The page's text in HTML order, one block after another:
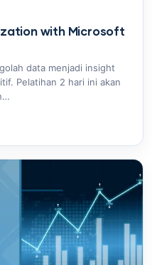
with Microsoft
data menjadi insight
Pelatihan 2 hari ini akan